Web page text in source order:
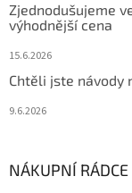
Zjednodušujeme
výhodnější cena
15.6.2026
Chtěli jste návody
9.6.2026
NÁKUPNÍ RÁDCE